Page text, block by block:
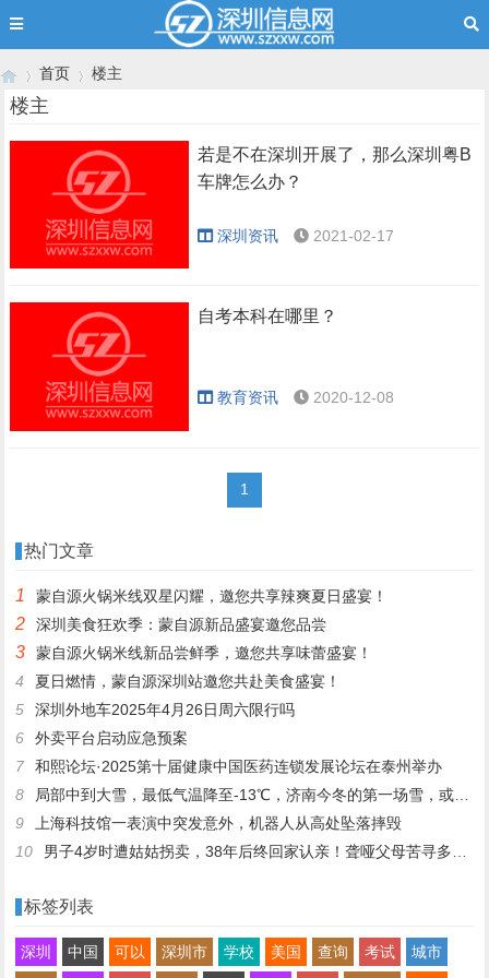
首页
›
楼主
楼主
若是不在深圳开展了，那么深圳粤B
车牌怎么办？
深圳资讯 2021-02-17
自考本科在哪里？
教育资讯 2020-12-08
1
热门文章
1 蒙自源火锅米线双星闪耀，邀您共享辣爽夏日盛宴！
2 深圳美食狂欢季：蒙自源新品盛宴邀您品尝
3
蒙自源火锅米线新品尝鲜季，邀您共享味蕾盛宴！
4
夏日燃情，蒙自源深圳站邀您共赴美食盛宴！
5
深圳外地车2025年4月26日周六限行吗
6
外卖平台启动应急预案
7
和熙论坛·2025第十届健康中国医药连锁发展论坛在泰州举办
8
局部中到大雪，最低气温降至-13℃，济南今冬的第一场雪，或跟去年同一时间！
9
上海科技馆一表演中突发意外，机器人从高处坠落摔毁
10
男子4岁时遭姑姑拐卖，38年后终回家认亲！聋哑父母苦寻多年，母亲已抱憾离世丨红星寻人
标签列表
深圳 中国 可以 深圳市 学校 美国 查询 考试
城市